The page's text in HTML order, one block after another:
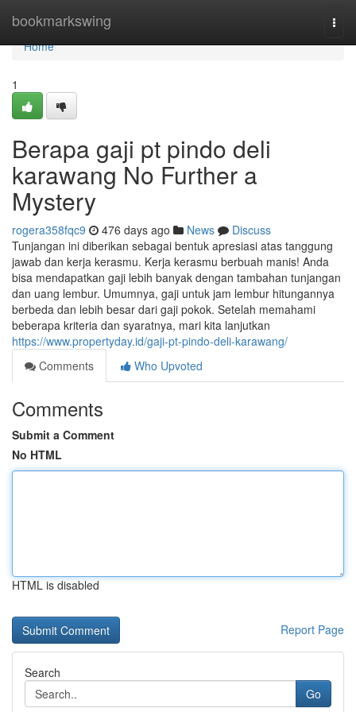
bookmarkswing
Home
Home
1
Berapa gaji pt pindo deli
karawang No Further a
Mystery
rogera358fqc9 476 days ago News
Discuss
Tunjangan ini diberikan sebagai bentuk apresiasi atas tanggung
jawab dan kerja kerasmu. Kerja kerasmu berbuah manis! Anda
bisa mendapatkan gaji lebih banyak dengan tambahan tunjangan
dan uang lembur. Umumnya, gaji untuk jam lembur hitungannya
berbeda dan lebih besar dari gaji pokok. Setelah memahami
beberapa kriteria dan syaratnya, mari kita lanjutkan
https://www.propertyday.id/gaji-pt-pindo-deli-karawang/
Comments
Who Upvoted
Comments
Submit a Comment
No HTML
HTML is disabled
Report Page
Search
Go